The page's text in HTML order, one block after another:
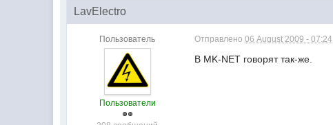
LavElectro
Пользователь
Пользователи
Отправлено06 August 2009 - 07:24
В MK-NET говорят так-же.